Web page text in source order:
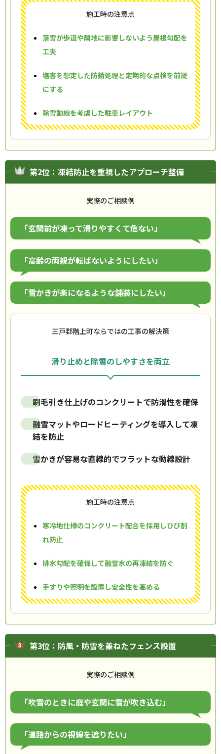
施工時の注意点
落雪が歩道や隣地に影響しないよう屋根勾配を
工夫
塩害を想定した防錆処理と定期的な点検を前提
にする
除雪動線を考慮した駐車レイアウト
第2位：凍結防止を重視したアプローチ整備
実際のご相談例
「玄関前が凍って滑りやすくて危ない」
「高齢の両親が転ばないようにしたい」
「雪かきが楽になるような舗装にしたい」
三戸郡階上町ならではの工事の解決策
滑り止めと除雪のしやすさを両立
刷毛引き仕上げのコンクリートで防滑性を確保
融雪マットやロードヒーティングを導入して凍
結を防止
雪かきが容易な直線的でフラットな動線設計
施工時の注意点
寒冷地仕様のコンクリート配合を採用しひび割
れ防止
排水勾配を確保して融雪水の再凍結を防ぐ
手すりや照明を設置し安全性を高める
第3位：防風・防雪を兼ねたフェンス設置
実際のご相談例
「吹雪のときに庭や玄関に雪が吹き込む」
「道路からの視線を遮りたい」